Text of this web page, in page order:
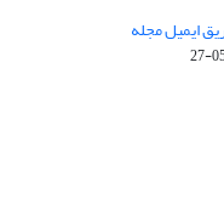
ایمیل مجله